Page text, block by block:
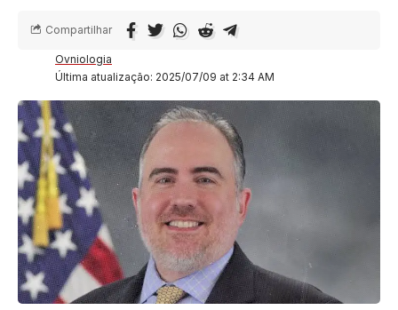
Última atualização: 2025/07/09 at 2:34 AM
Ovniologia
Compartilhar